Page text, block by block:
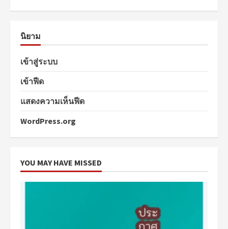
นิยาม
เข้าสู่ระบบ
เข้าฟีด
แสดงความเห็นฟีด
WordPress.org
YOU MAY HAVE MISSED